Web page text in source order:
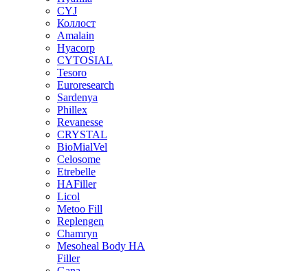
CYJ
Коллост
Amalain
Hyacorp
CYTOSIAL
Tesoro
Euroresearch
Sardenya
Phillex
Revanesse
CRYSTAL
BioMialVel
Celosome
Etrebelle
HAFiller
Licol
Metoo Fill
Replengen
Chamryn
Mesoheal Body HA
Filler